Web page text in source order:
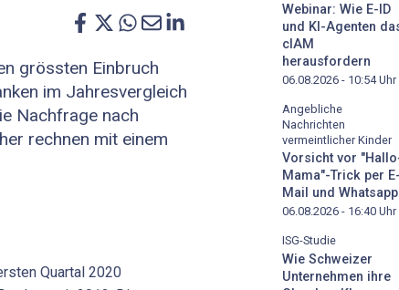
grössten Einbruch
im Jahresvergleich
Nachfrage nach
rechnen mit einem
Quartal 2020
Webinar: Wie E-ID
und KI-Agenten
cIAM
herausfordern
06.08.2026 - 10:54Uhr
Angebliche
Nachrichten
vermeintlicher Kinder
Vorsicht vor
Mama"-Trick per
Mail und Whatsapp
06.08.2026 - 16:40 Uhr
ISG-Studie
Wie Schweizer
Unternehmen ihre